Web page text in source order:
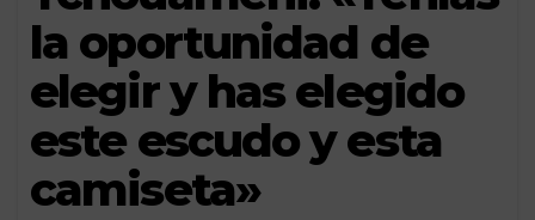
la oportunidad de
elegir y has elegido
este escudo y esta
camiseta»